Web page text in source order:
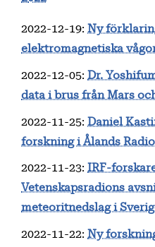
2022-12-19: Ny
elektromagnetiska
2022-12-05: Dr.
data i brus från Mars
2022-11-25: Daniel
forskning i Ålands Radio
2022-11-23: IRF-
Vetenskapsradions
meteoritnedslag i
2022-11-22: Ny